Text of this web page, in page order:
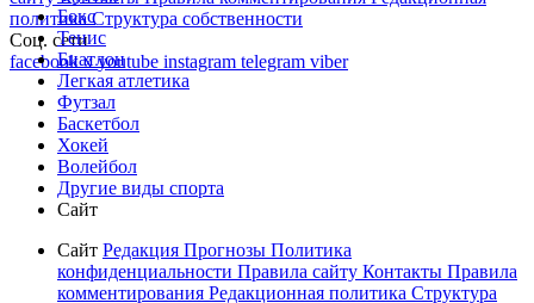
политикаСтруктура собственности
Соц. сети
facebookxyoutube instagram telegram viber
Бокс
Тенис
Биатлон
Легкая атлетика
Футзал
Баскетбол
Хокей
Волейбол
Другие виды спорта
Сайт
Сайт Редакция Прогнозы Политика
конфиденциальности Правила сайту Контакты Правила
комментирования Редакционная политика Структура